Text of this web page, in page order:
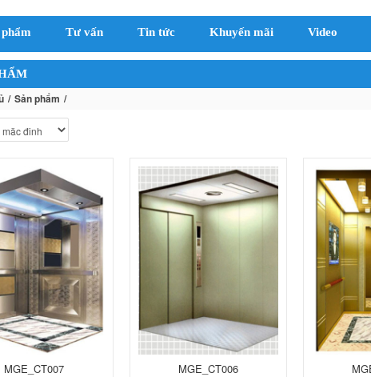
Tư vấn Tin tức Khuyến mãi Video
Sản phẩm
MGE_CT007
MGE_CT006